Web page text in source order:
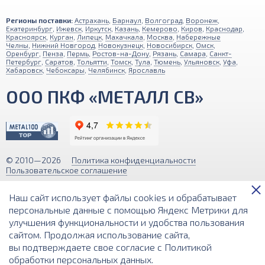
Регионы поставки: Астрахань Барнаул Волгоград Воронеж
Екатеринбург Ижевск Иркутск Казань Кемерово Киров Краснодар
Красноярск Курган Липецк Махачкала Москва Набережные
Челны Нижний Новгород Новокузнецк Новосибирск Омск
Оренбург Пенза Пермь Ростов-на-Дону Рязань Самара Санкт-
Петербург Саратов Тольятти Томск Тула Тюмень Ульяновск Уфа
Хабаровск Чебоксары Челябинск Ярославль
ООО ПКФ «МЕТАЛЛ СВ»
© 2010—2026
Политика конфиденциальности
Пользовательское соглашение
на этом интернет-сайте носит исключительно информационный
характер и ни при каких условиях не является публичной офертой,
определяемой положениями Статьи 437 (2) Гражданского кодекса РФ.
Разработка и поддержка сайта
Наш сайт использует файлы cookies и обрабатывает
персональные данные с помощью Яндекс Метрики для
улучшения функциональности и удобства пользования
сайтом. Продолжая использование сайта,
вы подтверждаете свое согласие с Политикой
обработки персональных данных.